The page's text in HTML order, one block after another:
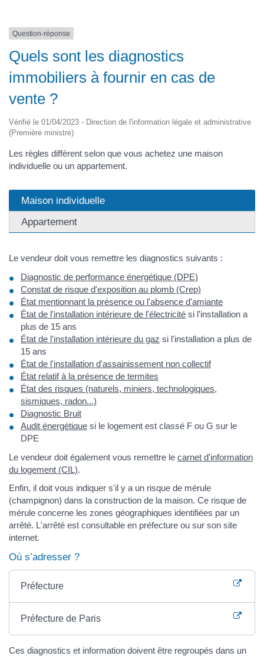
Question-réponse
Quels sont les diagnostics
immobiliers à fournir en cas de
vente ?
Vérifié le 01/04/2023 - Direction de l'information légale et administrative
(Première ministre)
Les règles diffèrent selon que vous achetez une maison
individuelle ou un appartement.
Maison individuelle
Appartement
Le vendeur doit vous remettre les diagnostics suivants :
Diagnostic de performance énergétique (DPE)
Constat de risque d'exposition au plomb (Crep)
État mentionnant la présence ou l'absence d'amiante
État de l'installation intérieure de l'électricité si l'installation a
plus de 15 ans
État de l'installation intérieure du gaz si l'installation a plus de
15 ans
État de l'installation d'assainissement non collectif
État relatif à la présence de termites
État des risques (naturels, miniers, technologiques,
sismiques, radon...)
Diagnostic Bruit
Audit énergétique si le logement est classé F ou G sur le
DPE
Le vendeur doit également vous remettre le carnet d'information
du logement (CIL).
Enfin, il doit vous indiquer s'il y a un risque de mérule
(champignon) dans la construction de la maison. Ce risque de
mérule concerne les zones géographiques identifiées par un
arrêté. L'arrêté est consultable en préfecture ou sur son site
internet.
Où s’adresser ?
Préfecture
Préfecture de Paris
Ces diagnostics et information doivent être regroupés dans un